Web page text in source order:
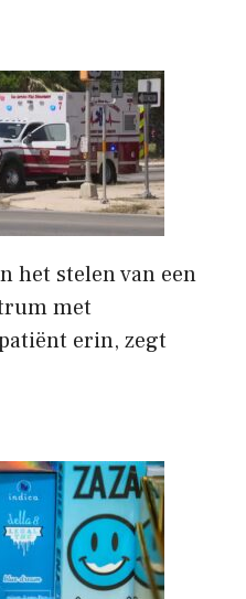
het stelen van een
met
erin, zegt